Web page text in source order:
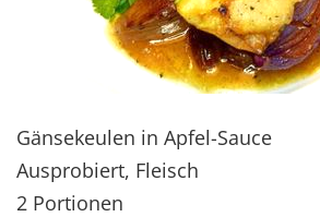
Gänsekeulen in Apfel-Sauce
Ausprobiert, Fleisch
2 Portionen